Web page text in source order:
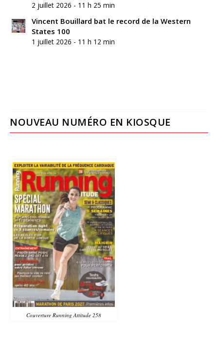
2 juillet 2026 - 11 h 25 min
Vincent Bouillard bat le record de la Western
States 100
1 juillet 2026 - 11 h 12 min
NOUVEAU NUMÉRO EN KIOSQUE
Couverture Running Attitude 258